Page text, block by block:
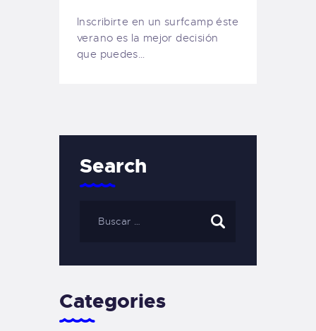
Inscribirte en un surfcamp éste
verano es la mejor decisión
que puedes…
Search
Categories